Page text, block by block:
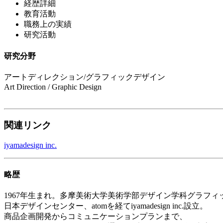
経歴詳細
教育活動
職務上の実績
研究活動
研究分野
アートディレクション/グラフィックデザイン
Art Direction / Graphic Design
関連リンク
iyamadesign inc.
略歴
1967年生まれ。多摩美術大学美術学部デザイン学科グラフィ
日本デザインセンター、atomを経てiyamadesign inc.設立。
商品企画開発からコミュニケーションプランまで、